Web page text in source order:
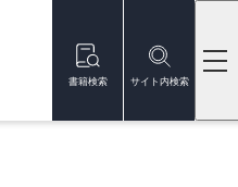
書籍検索 サイト内検索